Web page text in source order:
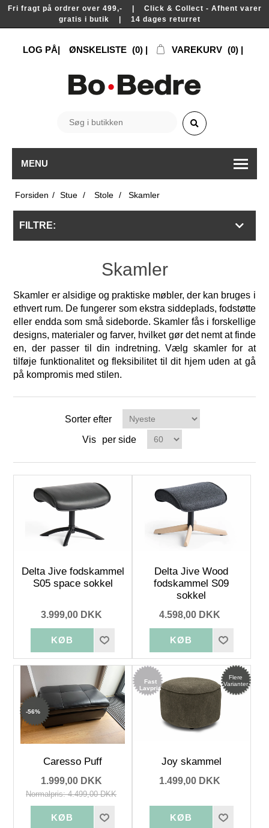
Fri fragt på ordrer over 499,- | Click & Collect - Afhent varer
gratis i butik | 14 dages returret
LOG PÅ ØNSKELISTE (0) VAREKURV (0)
MENU
Forsiden / Stue / Stole / Skamler
FILTRE:
Skamler
Skamler er alsidige og praktiske møbler, der kan bruges i
ethvert rum. De fungerer som ekstra siddeplads, fodstøtte
eller endda som små sideborde. Skamler fås i forskellige
designs, materialer og farver, hvilket gør det nemt at finde
en, der passer til din indretning. Vælg skamler for at
tilføje funktionalitet og fleksibilitet til dit hjem uden at gå
på kompromis med stilen.
Sorter efter
Vis
per side
Delta Jive fodskammel
S05 space sokkel
3.999,00 DKK
Delta Jive Wood
fodskammel S09
sokkel
4.598,00 DKK
-56%
Caresso Puff
1.999,00 DKK
Normalpris: 4.499,00 DKK
Fast
Lavpris
Flere
Varianter
Joy skammel
1.499,00 DKK